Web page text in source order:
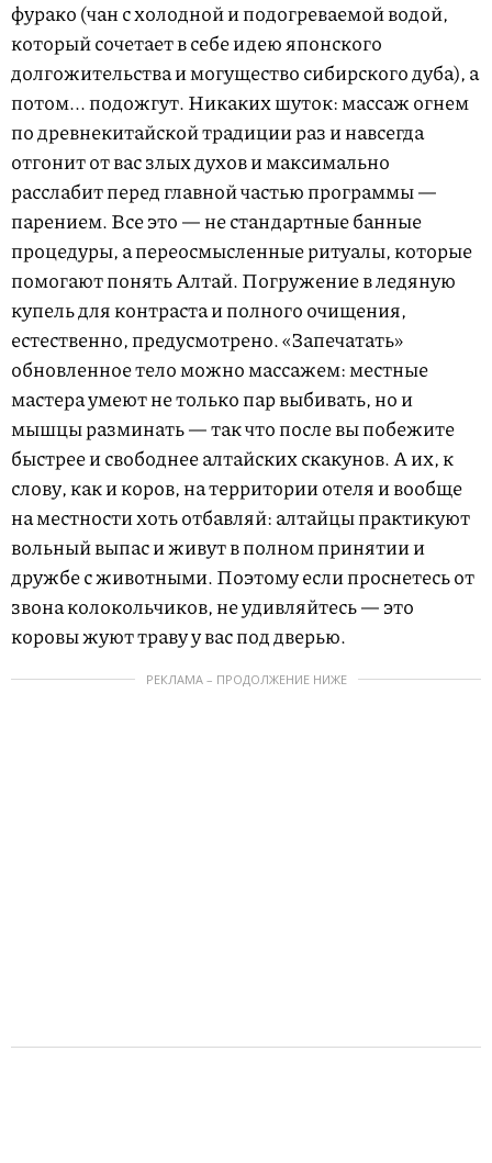
фурако (чан с холодной и подогреваемой водой,
который сочетает в себе идею японского
долгожительства и могущество сибирского дуба), а
потом... подожгут. Никаких шуток: массаж огнем
по древнекитайской традиции раз и навсегда
отгонит от вас злых духов и максимально
расслабит перед главной частью программы —
парением. Все это — не стандартные банные
процедуры, а переосмысленные ритуалы, которые
помогают понять Алтай. Погружение в ледяную
купель для контраста и полного очищения,
естественно, предусмотрено. «Запечатать»
обновленное тело можно массажем: местные
мастера умеют не только пар выбивать, но и
мышцы разминать — так что после вы побежите
быстрее и свободнее алтайских скакунов. А их, к
слову, как и коров, на территории отеля и вообще
на местности хоть отбавляй: алтайцы практикуют
вольный выпас и живут в полном принятии и
дружбе с животными. Поэтому если проснетесь от
звона колокольчиков, не удивляйтесь — это
коровы жуют траву у вас под дверью.
РЕКЛАМА – ПРОДОЛЖЕНИЕ НИЖЕ